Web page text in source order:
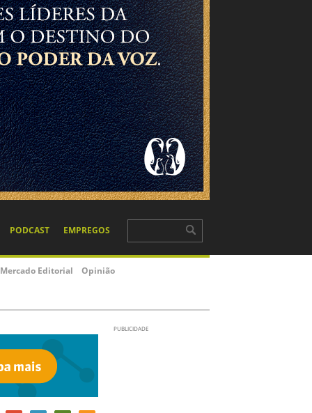
PODCAST EMPREGOS
Mercado Editorial Opinião
PUBLICIDADE